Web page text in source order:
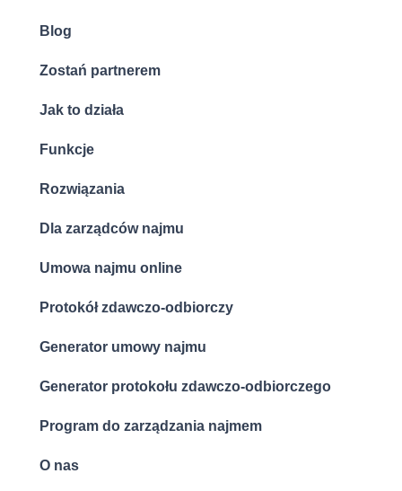
Blog
Zostań partnerem
Jak to działa
Funkcje
Rozwiązania
Dla zarządców najmu
Umowa najmu online
Protokół zdawczo-odbiorczy
Generator umowy najmu
Generator protokołu zdawczo-odbiorczego
Program do zarządzania najmem
O nas